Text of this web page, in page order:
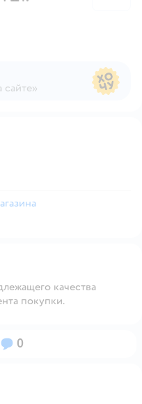
сайте»
качества
покупки.
Вопросов:
0